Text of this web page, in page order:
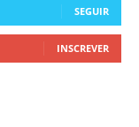
SEGUIR
INSCREVER